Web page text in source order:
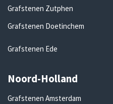
Grafstenen Zutphen
Grafstenen Doetinchem
Grafstenen Ede
Noord-Holland
Grafstenen Amsterdam